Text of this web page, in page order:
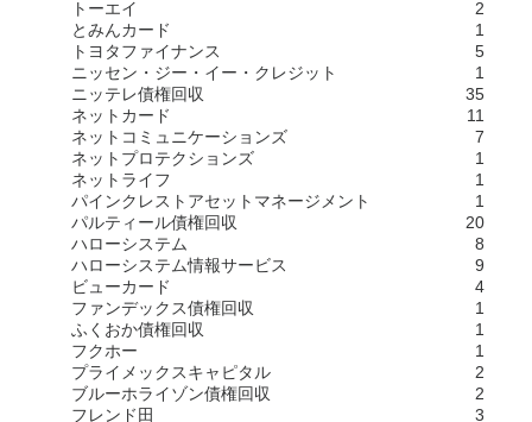
トーエイ
2
とみんカード
1
トヨタファイナンス
5
ニッセン・ジー・イー・クレジット
1
ニッテレ債権回収
35
ネットカード
11
ネットコミュニケーションズ
7
ネットプロテクションズ
1
ネットライフ
1
パインクレストアセットマネージメント
1
パルティール債権回収
20
ハローシステム
8
ハローシステム情報サービス
9
ビューカード
4
ファンデックス債権回収
1
ふくおか債権回収
1
フクホー
1
プライメックスキャピタル
2
ブルーホライゾン債権回収
2
フレンド田
3